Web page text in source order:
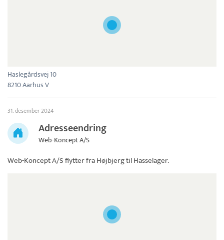
Haslegårdsvej 10
8210 Aarhus V
31. desember 2024
Adresseendring
Web-Koncept A/S
Web-Koncept A/Sflytter fra Højbjerg til Hasselager.